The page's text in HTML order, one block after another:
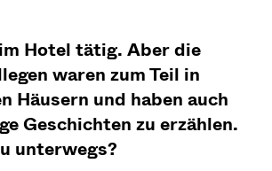
Hotel tätig. Aber die
waren zum Teil in
Häusern und haben auch
Geschichten zu erzählen.
unterwegs?